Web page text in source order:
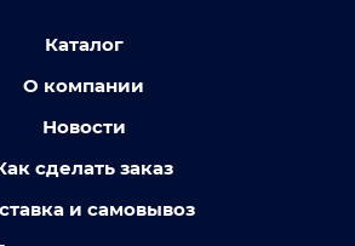
Каталог
О компании
Новости
сделать заказ
и самовывоз